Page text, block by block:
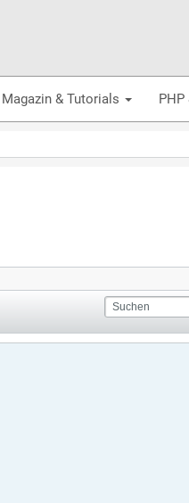
Magazin & Tutorials PHP